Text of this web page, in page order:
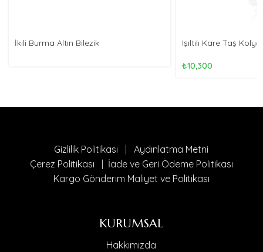
İkili Burma Altın Bilezik Işıltılı Kare Taş Kolye
₺10,300
Gizlilik Politikası |Aydınlatma Metni
Çerez Politikası
İade ve Geri Ödeme Politikası
Kargo Gönderim Maliyet ve Politikası
KURUMSAL
Hakkımızda